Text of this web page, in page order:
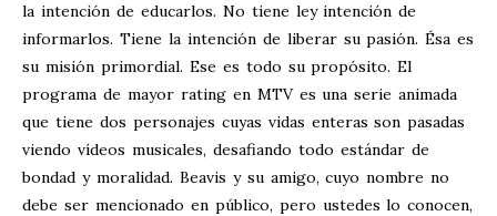
la intención de educarlos. No tiene ley intención de
informarlos. Tiene la intención de liberar su pasión. Ésa es
su misión primordial. Ese es todo su propósito. El
programa de mayor rating en MTV es una serie animada
que tiene dos personajes cuyas vidas enteras son pasadas
viendo vídeos musicales, desafiando todo estándar de
bondad y moralidad. Beavis y su amigo, cuyo nombre no
debe ser mencionado en público, pero ustedes lo conocen,